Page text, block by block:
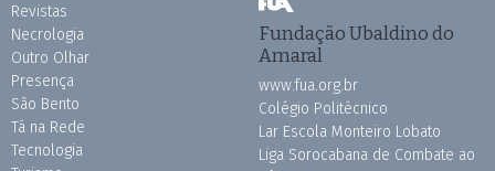
Revistas
Necrologia
Outro Olhar
Presença
São Bento
Tá na Rede
Tecnologia
Fundação Ubaldino do
Amaral
www.fua.org.br
Colégio Politécnico
Lar Escola Monteiro Lobato
Liga Sorocabana de Combate ao